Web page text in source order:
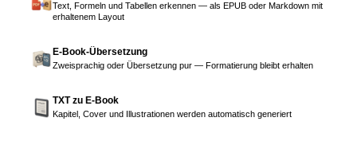
Text, Formeln und Tabellen erkennen — als EPUB oder Markdown mit
erhaltenem Layout
E-Book-Übersetzung
Zweisprachig oder Übersetzung pur — Formatierung bleibt erhalten
TXT zu E-Book
Kapitel, Cover und Illustrationen werden automatisch generiert